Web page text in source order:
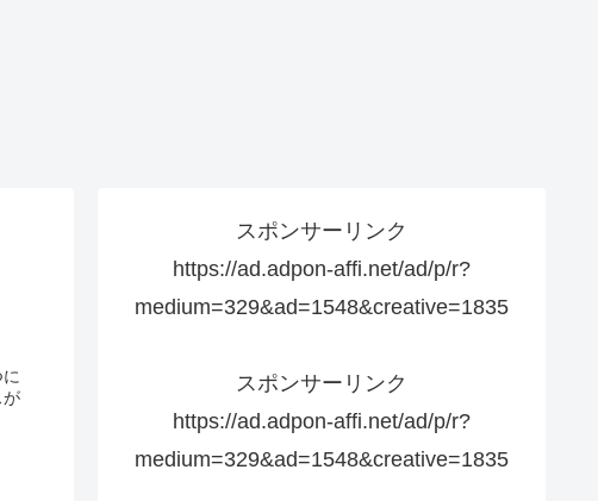
が
スポンサーリンク
https://ad.adpon-affi.net/ad/p/r?
medium=329&ad=1548&creative=1835
スポンサーリンク
https://ad.adpon-affi.net/ad/p/r?
medium=329&ad=1548&creative=1835